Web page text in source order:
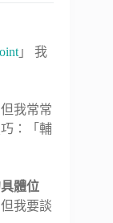
」 我
我常常
：「輔
體位
我要談